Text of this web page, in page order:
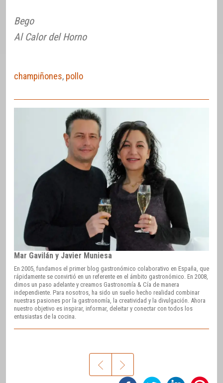
Bego
Al Calor del Horno
champiñones, pollo
Mar Gavilán y Javier Muniesa
En 2005, fundamos el primer blog gastronómico colaborativo en España, que
rápidamente se convirtió en un referente en el ámbito gastronómico. En 2008,
dimos un paso adelante y creamos Gastronomía & Cía de manera
independiente. Para nosotros, ha sido un sueño hecho realidad combinar
nuestras pasiones por la gastronomía, la creatividad y la divulgación. Ahora
nuestro objetivo es inspirar, informar, deleitar y conectar con todos los
entusiastas de la cocina.